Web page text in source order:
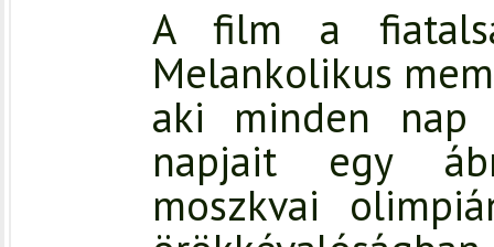
A film a
Melankolikus
aki minden
napjait egy
moszkvai